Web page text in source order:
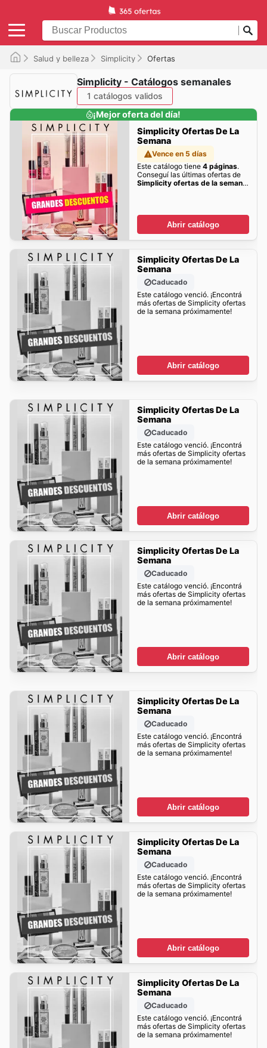
Salud y belleza Simplicity Ofertas
Simplicity - Catálogos semanales
1 catálogos validos
¡Mejor oferta del día!
Simplicity Ofertas De La
Semana
Vence en 5 días
Este catálogo tiene 4 páginas.
Conseguí las últimas ofertas de
Simplicity ofertas de la semana
Abrir catálogo
Simplicity Ofertas De La
Semana
Caducado
Este catálogo venció. ¡Encontrá
más ofertas de Simplicity ofertas
de la semana próximamente!
Abrir catálogo
Simplicity Ofertas De La
Semana
Caducado
Este catálogo venció. ¡Encontrá
más ofertas de Simplicity ofertas
de la semana próximamente!
Abrir catálogo
Simplicity Ofertas De La
Semana
Caducado
Este catálogo venció. ¡Encontrá
más ofertas de Simplicity ofertas
de la semana próximamente!
Abrir catálogo
Simplicity Ofertas De La
Semana
Caducado
Este catálogo venció. ¡Encontrá
más ofertas de Simplicity ofertas
de la semana próximamente!
Abrir catálogo
Simplicity Ofertas De La
Semana
Caducado
Este catálogo venció. ¡Encontrá
más ofertas de Simplicity ofertas
de la semana próximamente!
Abrir catálogo
Simplicity Ofertas De La
Semana
Caducado
Este catálogo venció. ¡Encontrá
más ofertas de Simplicity ofertas
de la semana próximamente!